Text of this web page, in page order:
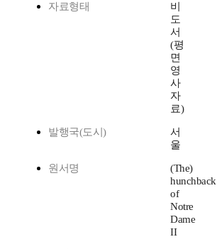
자료형태
비
도
서
(평
면
영
사
자
료)
발행국(도시)
서
울
원서명
(The)
hunchback
of
Notre
Dame
II